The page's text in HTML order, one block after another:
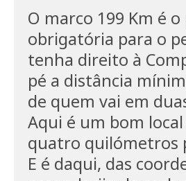
O marco 199 Km é
obrigatória para o
tenha direito à
pé a distância
de quem vai em
Aqui é um bom
quatro quilómetros
E é daqui, das